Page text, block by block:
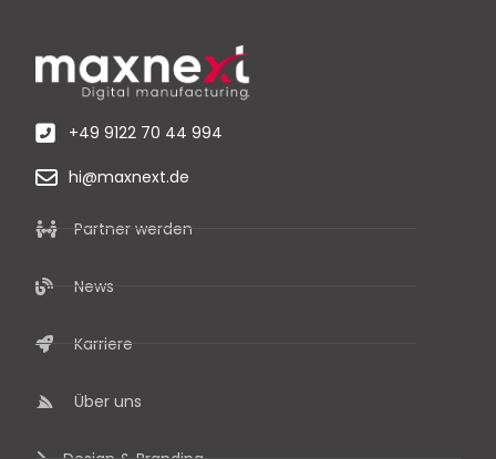
+49 9122 70 44 994
hi@maxnext.de
Partner werden
News
Karriere
Über uns
Design & Branding